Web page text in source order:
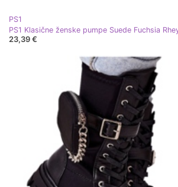
PS1
PS1 Klasične ženske pumpe Suede Fuchsia
23,39 €